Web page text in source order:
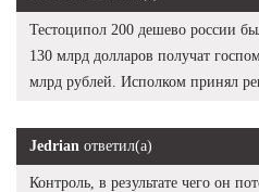
Тестоципол 200 дешево россии
130 млрд долларов получат
млрд рублей. Исполком принял
Jedrian ответил(а)
Контроль, в результате чего он